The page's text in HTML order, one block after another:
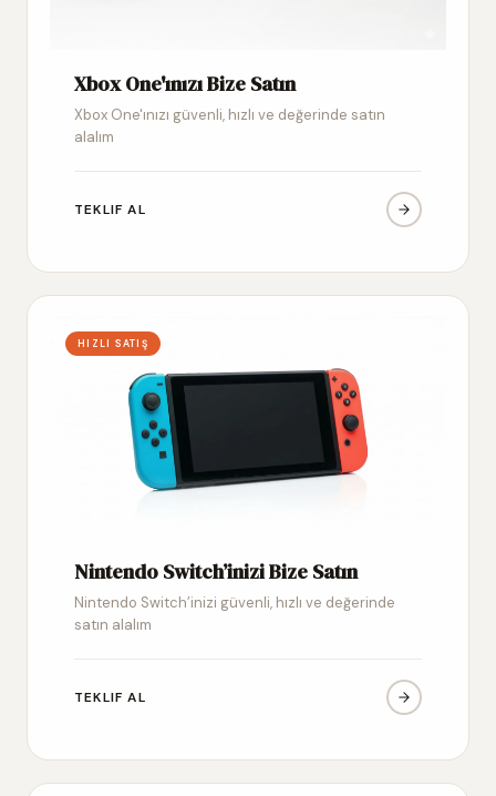
Xbox One'ınızı Bize Satın
Xbox One'ınızı güvenli, hızlı ve değerinde satın
alalım
TEKLIF AL
HIZLI SATIŞ
Nintendo Switch’inizi Bize Satın
Nintendo Switch’inizi güvenli, hızlı ve değerinde
satın alalım
TEKLIF AL